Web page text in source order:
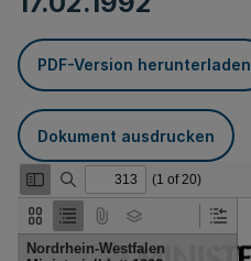
PDF-Version herunterladen
Dokument ausdrucken